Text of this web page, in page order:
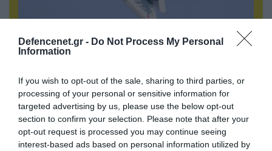
Defencenet.gr - Do Not Process My Personal
Information
If you wish to opt-out of the sale, sharing to third parties, or
processing of your personal or sensitive information for
targeted advertising by us, please use the below opt-out
section to confirm your selection. Please note that after your
opt-out request is processed you may continue seeing
interest-based ads based on personal information utilized by
06.08.2026 | 10:02
57 με νέους πυραύλους που «κυνηγούν» τον
στόχο μέσα από παρεμβολές!
ΠΟΛΙΤΙΚΗ